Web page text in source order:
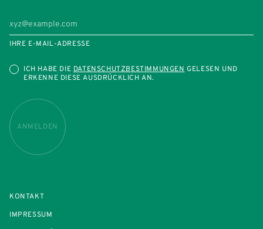
IHRE E-MAIL-ADRESSE
ICH HABE DIE DATENSCHUTZBESTIMMUNGEN GELESEN UND
ERKENNE DIESE AUSDRÜCKLICH AN.
ANMELDEN
KONTAKT
IMPRESSUM